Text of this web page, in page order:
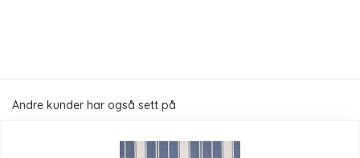
Andre kunder har også sett på